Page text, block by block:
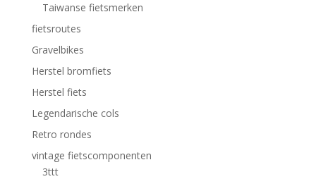
Taiwanse fietsmerken
fietsroutes
Gravelbikes
Herstel bromfiets
Herstel fiets
Legendarische cols
Retro rondes
vintage fietscomponenten
3ttt